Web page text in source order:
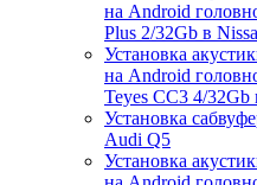
на Android
Plus 2/32Gb в
Установка
на Android
Teyes CC3 4/
Установка
Audi Q5
Установка